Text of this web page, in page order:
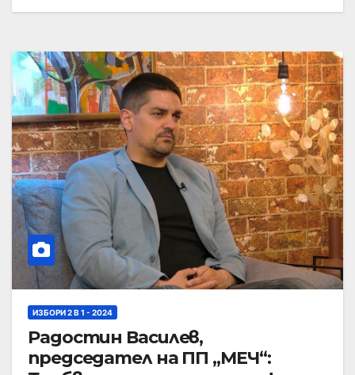
ИЗБОРИ 2 В 1 - 2024
Радостин Василев,
председател на ПП „МЕЧ“: